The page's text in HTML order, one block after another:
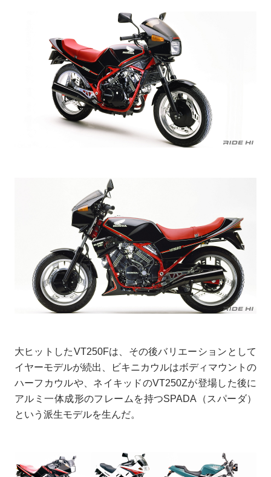
大ヒットしたVT250Fは、その後バリエーションとして
イヤーモデルが続出、ビキニカウルはボディマウントの
ハーフカウルや、ネイキッドのVT250Zが登場した後に
アルミ一体成形のフレームを持つSPADA（スパーダ）
という派生モデルを生んだ。